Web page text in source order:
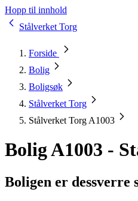
Hopp til innhold
Stålverket Torg
Forside
Bolig
Boligsøk
Stålverket Torg
Stålverket Torg A1003
Bolig A1003 -
Boligen er dessverre